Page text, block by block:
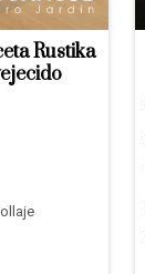
Rustika